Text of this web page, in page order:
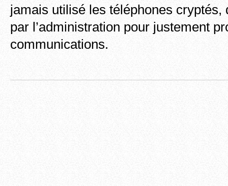
jamais utilisé les téléphones cryptés,
par l’administration pour justement
communications.